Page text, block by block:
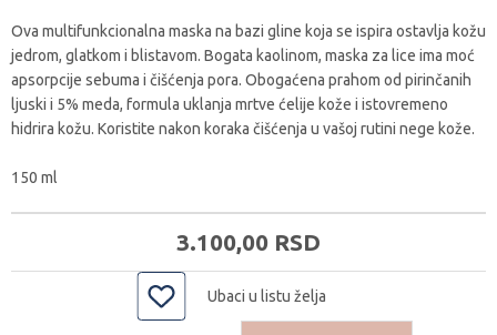
Ova multifunkcionalna maska na bazi gline koja se ispira ostavlja kožu
jedrom, glatkom i blistavom. Bogata kaolinom, maska za lice ima moć
apsorpcije sebuma i čišćenja pora. Obogaćena prahom od pirinčanih
ljuski i 5% meda, formula uklanja mrtve ćelije kože i istovremeno
hidrira kožu. Koristite nakon koraka čišćenja u vašoj rutini nege kože.
150 ml
3.100,00 RSD
Ubaci u listu želja